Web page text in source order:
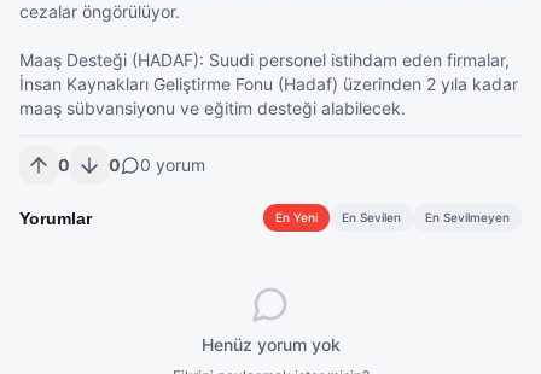
cezalar öngörülüyor.
Maaş Desteği (HADAF): Suudi personel istihdam eden firmalar,
İnsan Kaynakları Geliştirme Fonu (Hadaf) üzerinden 2 yıla kadar
maaş sübvansiyonu ve eğitim desteği alabilecek.
0 0 0 yorum
Yorumlar En Yeni En Sevilen En Sevilmeyen
Henüz yorum yok